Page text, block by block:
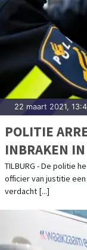
22 maart 2021,
POLITIE
INBRAKEN
TILBURG - De politie
officier van justitie
verdacht [...]